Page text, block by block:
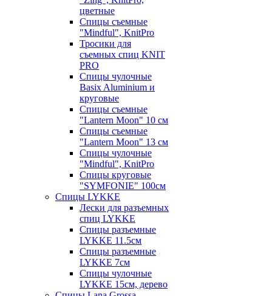
цветные
Спицы съемные
"Mindful", KnitPro
Тросики для
съемных спиц KNIT
PRO
Спицы чулочные
Basix Aluminium и
круговые
Спицы съемные
"Lantern Moon" 10 см
Спицы съемные
"Lantern Moon" 13 см
Спицы чулочные
"Mindful", KnitPro
Спицы круговые
"SYMFONIE" 100см
Спицы LYKKE
Лески для разъемных
спиц LYKKE
Спицы разъемные
LYKKE 11.5см
Спицы разъемные
LYKKE 7см
Спицы чулочные
LYKKE 15см, дерево